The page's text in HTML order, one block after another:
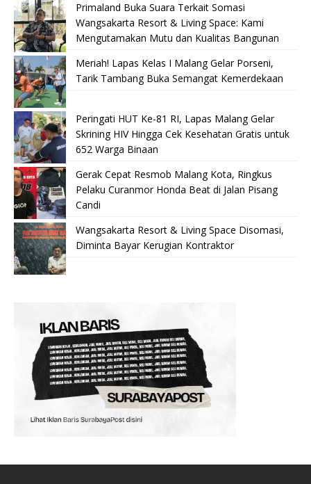
Primaland Buka Suara Terkait Somasi
Wangsakarta Resort & Living Space: Kami
Mengutamakan Mutu dan Kualitas Bangunan
Meriah! Lapas Kelas I Malang Gelar Porseni,
Tarik Tambang Buka Semangat Kemerdekaan
Peringati HUT Ke-81 RI, Lapas Malang Gelar
Skrining HIV Hingga Cek Kesehatan Gratis untuk
652 Warga Binaan
Gerak Cepat Resmob Malang Kota, Ringkus
Pelaku Curanmor Honda Beat di Jalan Pisang
Candi
Wangsakarta Resort & Living Space Disomasi,
Diminta Bayar Kerugian Kontraktor